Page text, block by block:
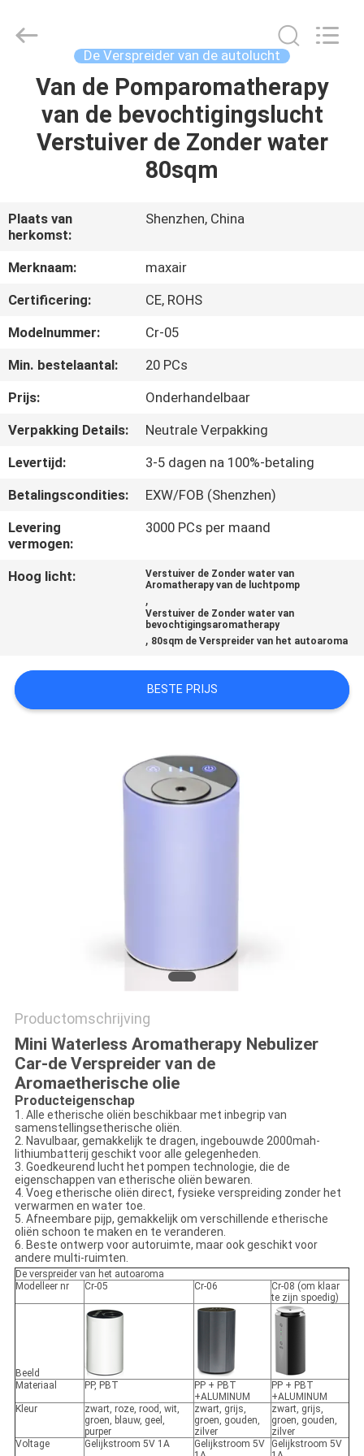
HUIS
PRODUCTEN
ONS
FABRIEKSREIS
KWALITEITSCONTROLE
CONTACTEER
ONS
VERZOEK
CITAAT
SHOPPING
ONLINE
PRIVACY
POLICY
Industrial
De Verspreider van de autolucht
Van de Pomparomatherapy
van de bevochtigingslucht
Verstuiver de Zonder water
80sqm
Plaats van
herkomst:
Shenzhen, China
Merknaam:
maxair
Certificering:
CE, ROHS
Modelnummer:
Cr-05
Min. bestelaantal:
20 PCs
Prijs:
Onderhandelbaar
Verpakking Details:
Neutrale Verpakking
Levertijd:
3-5 dagen na 100%-betaling
Betalingscondities:
EXW/FOB (Shenzhen)
Levering
vermogen:
3000 PCs per maand
Hoog licht:
Verstuiver de Zonder water van
Aromatherapy van de luchtpomp
,
Verstuiver de Zonder water van
bevochtigingsaromatherapy
, 80sqm de Verspreider van het autoaroma
BESTE PRIJS
Productomschrijving
Mini Waterless Aromatherapy Nebulizer
Car-de Verspreider van de
Aromaetherische olie
Producteigenschap
1. Alle etherische oliën beschikbaar met inbegrip van
samenstellingsetherische oliën.
2. Navulbaar, gemakkelijk te dragen, ingebouwde 2000mah-
lithiumbatterij geschikt voor alle gelegenheden.
3. Goedkeurend lucht het pompen technologie, die de
eigenschappen van etherische oliën bewaren.
4. Voeg etherische oliën direct, fysieke verspreiding zonder het
verwarmen en water toe.
5. Afneembare pijp, gemakkelijk om verschillende etherische
oliën schoon te maken en te veranderen.
6. Beste ontwerp voor autoruimte, maar ook geschikt voor
andere multi-ruimten.
De verspreider van het autoaroma
Modelleer nr
Cr-05 Cr-06
Cr-08 (om klaar
te zijn spoedig)
Beeld
Materiaal
PP, PBT
PP + PBT
+ALUMINUM
PP + PBT
+ALUMINUM
Kleur
zwart, roze, rood, wit,
groen, blauw, geel,
purper
zwart, grijs,
groen, gouden,
zilver
zwart, grijs,
groen, gouden,
zilver
Voltage
Gelijkstroom 5V 1A
Gelijkstroom 5V
Gelijkstroom 5V